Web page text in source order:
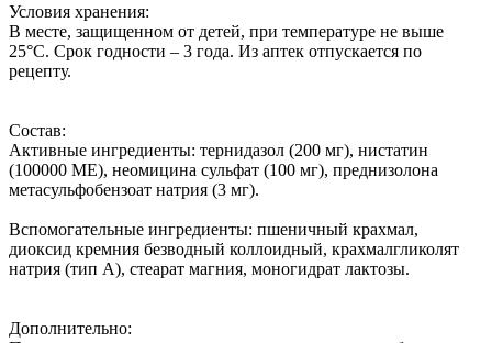
Условия хранения:
В месте, защищенном от детей, при температуре не выше
25°С. Срок годности – 3 года. Из аптек отпускается по
рецепту.
Состав:
Активные ингредиенты: тернидазол (200 мг), нистатин
(100000 МЕ), неомицина сульфат (100 мг), преднизолона
метасульфобензоат натрия (3 мг).
Вспомогательные ингредиенты: пшеничный крахмал,
диоксид кремния безводный коллоидный, крахмалгликолят
натрия (тип А), стеарат магния, моногидрат лактозы.
Дополнительно: